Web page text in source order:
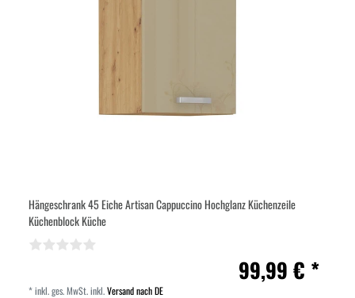
Hängeschrank 45 Eiche Artisan Cappuccino Hochglanz Küchenzeile
Küchenblock Küche
99,99 € *
*inkl. ges. MwSt.inkl.Versand nach DE